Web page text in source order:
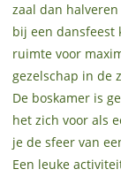
zaal dan
bij een dansfeest
ruimte voor
gezelschap in de
De boskamer is
het zich voor als
je de sfeer van
Een leuke